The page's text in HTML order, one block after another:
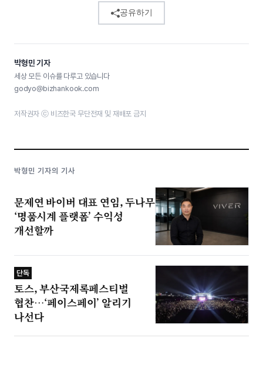
공유하기
박형민 기자
세상 모든 이슈를 다루고 있습니다
godyo@bizhankook.com
저작권자 ⓒ 비즈한국 무단전재 및 재배포 금지
박형민 기자의 기사
문제연 바이버 대표 연임, 두나무
‘명품시계 플랫폼’ 수익성
개선할까
단독
토스, 부산국제록페스티벌
협찬…‘페이스페이’ 알리기
나선다